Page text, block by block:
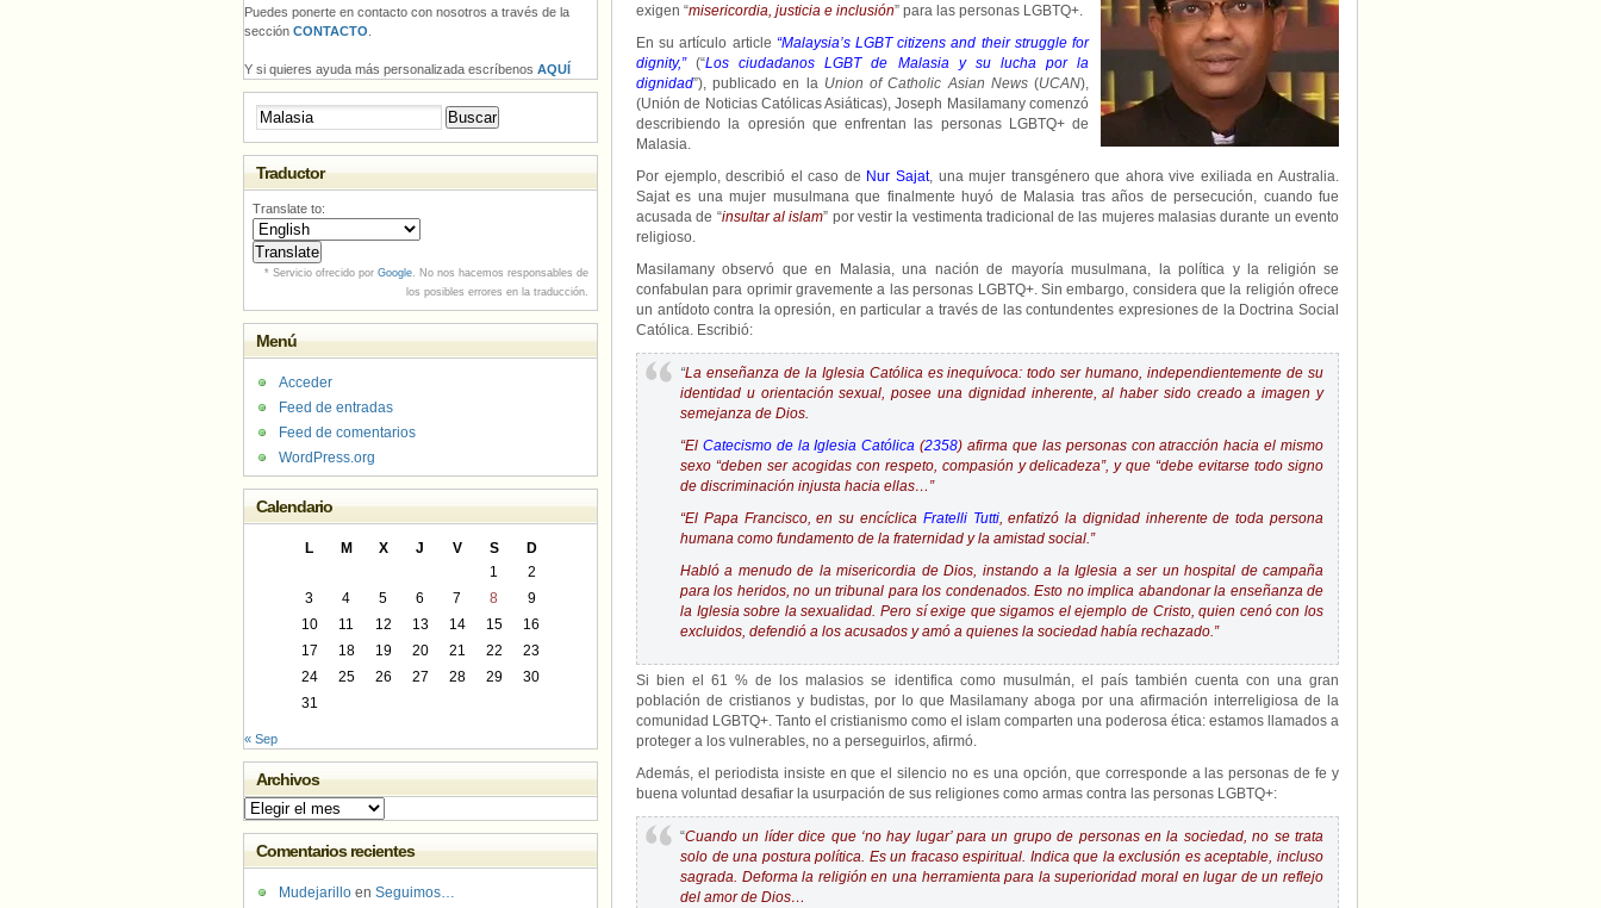
exigen “misericordia, justicia e inclusión” para las personas LGBTQ+.
En su artículo article “Malaysia’s LGBT citizens and their struggle for
dignity,”(“Los ciudadanos LGBT de Malasia y su lucha por la
dignidad”), publicado en la Union of Catholic Asian News(UCAN),
(Unión de Noticias Católicas Asiáticas), Joseph Masilamany comenzó
describiendo la opresión que enfrentan las personas LGBTQ+ de
Malasia.
Por ejemplo, describió el caso de Nur Sajat, una mujer transgénero que ahora vive exiliada en Australia.
Sajat es una mujer musulmana que finalmente huyó de Malasia tras años de persecución, cuando fue
acusada de “insultar al islam” por vestir la vestimenta tradicional de las mujeres malasias durante un evento
religioso.
Masilamany observó que en Malasia, una nación de mayoría musulmana, la política y la religión se
confabulan para oprimir gravemente a las personas LGBTQ+. Sin embargo, considera que la religión ofrece
un antídoto contra la opresión, en particular a través de las contundentes expresiones de la Doctrina Social
Católica. Escribió:
“La enseñanza de la Iglesia Católica es inequívoca: todo ser humano, independientemente de su
identidad u orientación sexual, posee una dignidad inherente, al haber sido creado a imagen y
semejanza de Dios.
“El Catecismo de la Iglesia Católica (2358) afirma que las personas con atracción hacia el mismo
sexo “deben ser acogidas con respeto, compasión y delicadeza”, y que “debe evitarse todo signo
de discriminación injusta hacia ellas…”
“El Papa Francisco, en su encíclica Fratelli Tutti, enfatizó la dignidad inherente de toda persona
humana como fundamento de la fraternidad y la amistad social.”
Habló a menudo de la misericordia de Dios, instando a la Iglesia a ser un hospital de campaña
para los heridos, no un tribunal para los condenados. Esto no implica abandonar la enseñanza de
la Iglesia sobre la sexualidad. Pero sí exige que sigamos el ejemplo de Cristo, quien cenó con los
excluidos, defendió a los acusados ​​y amó a quienes la sociedad había rechazado.”
Si bien el 61 % de los malasios se identifica como musulmán, el país también cuenta con una gran
población de cristianos y budistas, por lo que Masilamany aboga por una afirmación interreligiosa de la
comunidad LGBTQ+. Tanto el cristianismo como el islam comparten una poderosa ética: estamos llamados a
proteger a los vulnerables, no a perseguirlos, afirmó.
Además, el periodista insiste en que el silencio no es una opción, que corresponde a las personas de fe y
buena voluntad desafiar la usurpación de sus religiones como armas contra las personas LGBTQ+:
“Cuando un líder dice que ‘no hay lugar’ para un grupo de personas en la sociedad, no se trata
solo de una postura política. Es un fracaso espiritual. Indica que la exclusión es aceptable, incluso
sagrada. Deforma la religión en una herramienta para la superioridad moral en lugar de un reflejo
del amor de Dios…
Puedes ponerte en contacto con nosotros a través de la
sección CONTACTO
Y si quieres ayuda más personalizada escríbenos AQUÍ
Buscar:
Traductor
Translate to:
* Servicio ofrecido por Google. No nos hacemos responsables de
los posibles errores en la traducción.
Menú
Acceder
Feed de entradas
Feed de comentarios
WordPress.org
Calendario
L M X J V S
D
1
2
3
4 5 6 7 8
9
10
11 12 13 14 15
16
17
18 19 20 21 22
23
24
25 26 27 28 29
30
31
« Sep
Archivos
Archivos
Comentarios recientes
Mudejarillo en Seguimos…